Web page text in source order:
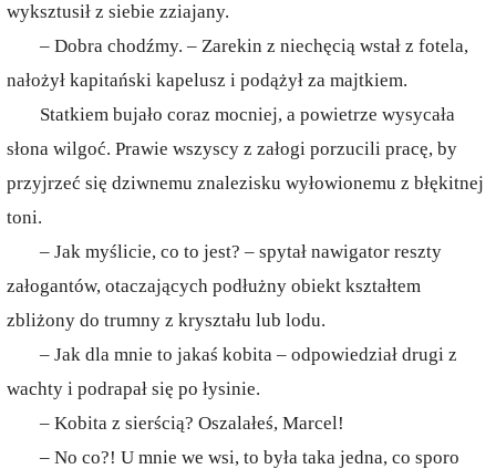
wyksztusił z siebie zziajany.
– Dobra chodźmy. – Zarekin z niechęcią wstał z fotela,
nałożył kapitański kapelusz i podążył za majtkiem.
Statkiem bujało coraz mocniej, a powietrze wysycała
słona wilgoć. Prawie wszyscy z załogi porzucili pracę, by
przyjrzeć się dziwnemu znalezisku wyłowionemu z błękitnej
toni.
– Jak myślicie, co to jest? – spytał nawigator reszty
załogantów, otaczających podłużny obiekt kształtem
zbliżony do trumny z kryształu lub lodu.
– Jak dla mnie to jakaś kobita – odpowiedział drugi z
wachty i podrapał się po łysinie.
– Kobita z sierścią? Oszalałeś, Marcel!
– No co?! U mnie we wsi, to była taka jedna, co sporo